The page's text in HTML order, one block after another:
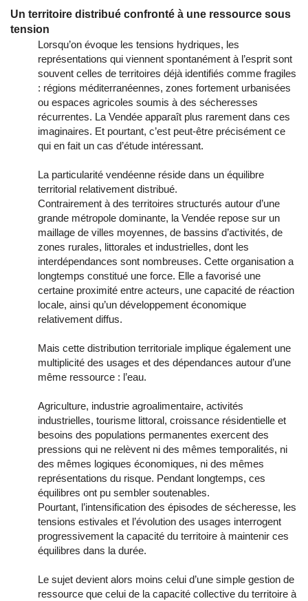
Un territoire distribué confronté à une ressource sous
tension
Lorsqu’on évoque les tensions hydriques, les
représentations qui viennent spontanément à l’esprit sont
souvent celles de territoires déjà identifiés comme fragiles
: régions méditerranéennes, zones fortement urbanisées
ou espaces agricoles soumis à des sécheresses
récurrentes. La Vendée apparaît plus rarement dans ces
imaginaires. Et pourtant, c’est peut-être précisément ce
qui en fait un cas d’étude intéressant.
La particularité vendéenne réside dans un équilibre
territorial relativement distribué.
Contrairement à des territoires structurés autour d’une
grande métropole dominante, la Vendée repose sur un
maillage de villes moyennes, de bassins d’activités, de
zones rurales, littorales et industrielles, dont les
interdépendances sont nombreuses. Cette organisation a
longtemps constitué une force. Elle a favorisé une
certaine proximité entre acteurs, une capacité de réaction
locale, ainsi qu’un développement économique
relativement diffus.
Mais cette distribution territoriale implique également une
multiplicité des usages et des dépendances autour d’une
même ressource : l’eau.
Agriculture, industrie agroalimentaire, activités
industrielles, tourisme littoral, croissance résidentielle et
besoins des populations permanentes exercent des
pressions qui ne relèvent ni des mêmes temporalités, ni
des mêmes logiques économiques, ni des mêmes
représentations du risque. Pendant longtemps, ces
équilibres ont pu sembler soutenables.
Pourtant, l’intensification des épisodes de sécheresse, les
tensions estivales et l’évolution des usages interrogent
progressivement la capacité du territoire à maintenir ces
équilibres dans la durée.
Le sujet devient alors moins celui d’une simple gestion de
ressource que celui de la capacité collective du territoire à